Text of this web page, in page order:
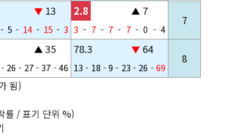
▼ 13
- 5 - 14 - 15 - 3
2.8 ▲ 7
3 - 7 - 7 - 7 - 0 - 4
7
▲ 35
- 26 - 27 - 37 - 46
78.3 ▼ 64
13 - 18 - 9 - 23 - 26 - 69
8
됨)
률 / 표기 단위 %)